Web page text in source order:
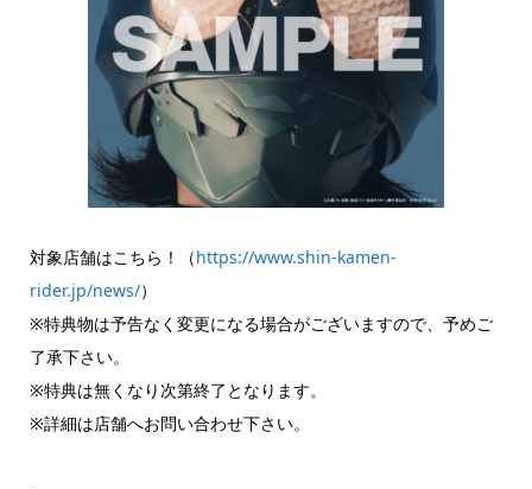
対象店舗はこちら！（https://www.shin-kamen-
rider.jp/news/）
※特典物は予告なく変更になる場合がございますので、予めご
了承下さい。
※特典は無くなり次第終了となります。
※詳細は店舗へお問い合わせ下さい。